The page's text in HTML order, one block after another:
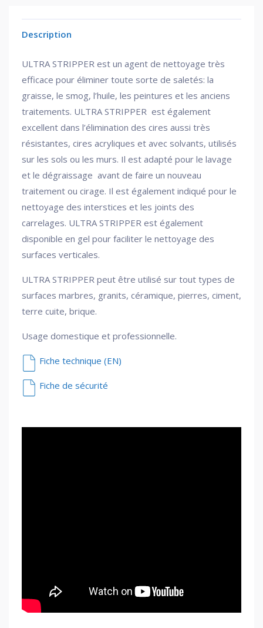
Description
ULTRA STRIPPER est un agent de nettoyage très
efficace pour éliminer toute sorte de saletés: la
graisse, le smog, l’huile, les peintures et les anciens
traitements. ULTRA STRIPPER est également
excellent dans l’élimination des cires aussi très
résistantes, cires acryliques et avec solvants, utilisés
sur les sols ou les murs. Il est adapté pour le lavage
et le dégraissage avant de faire un nouveau
traitement ou cirage. Il est également indiqué pour le
nettoyage des interstices et les joints des
carrelages. ULTRA STRIPPER est également
disponible en gel pour faciliter le nettoyage des
surfaces verticales.
ULTRA STRIPPER peut être utilisé sur tout types de
surfaces marbres, granits, céramique, pierres, ciment,
terre cuite, brique.
Usage domestique et professionnelle.
Fiche technique (EN)
Fiche de sécurité